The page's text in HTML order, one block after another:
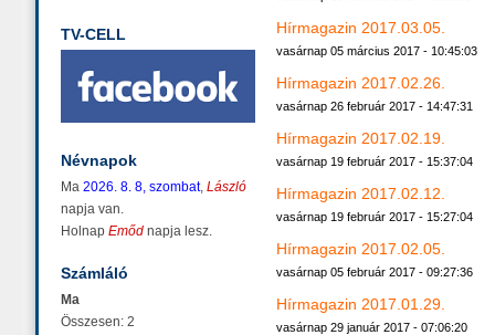
TV-CELL
Névnapok
Ma 2026. 8. 8, szombat, László
napja van.
Holnap Emőd napja lesz.
Számláló
Ma
Összesen: 2
Hírmagazin 2017.03.05.
vasárnap 05 március 2017 - 10:45:03
Hírmagazin 2017.02.26.
vasárnap 26 február 2017 - 14:47:31
Hírmagazin 2017.02.19.
vasárnap 19 február 2017 - 15:37:04
Hírmagazin 2017.02.12.
vasárnap 19 február 2017 - 15:27:04
Hírmagazin 2017.02.05.
vasárnap 05 február 2017 - 09:27:36
Hírmagazin 2017.01.29.
vasárnap 29 január 2017 - 07:06:20